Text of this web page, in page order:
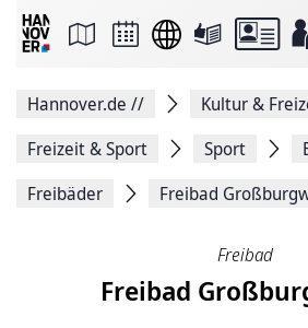
Seite
Facebook
teilen
Seitenlink
Hannover.de //
Kultur &
Freizeit & Sport
Sport
Freibäder
Freibad
Freibad
Freibad